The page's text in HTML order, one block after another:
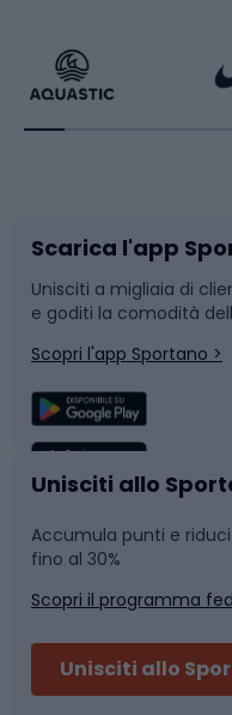
Bikepacking
Bushcraft
Corsa
Sport di squadra
Caschi da ciclismo
Skitouring
Sport con le
Slitte e slittini
Snowboard
Camminata nordica
Nuoto
Pattinaggio
Scarica l'app
Unisciti a migliaia di
e goditi la comodità
Scopri l'app Sportano >
Unisciti allo
Accumula punti e
fino al 30%
Scopri il programma
Unisciti allo